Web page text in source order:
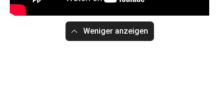
Weniger anzeigen